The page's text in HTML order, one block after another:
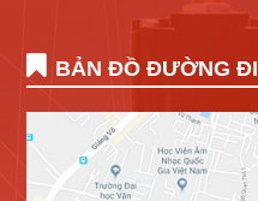
BẢN ĐỒ ĐƯỜNG ĐI